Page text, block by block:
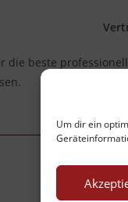
Um dir ein
die beste